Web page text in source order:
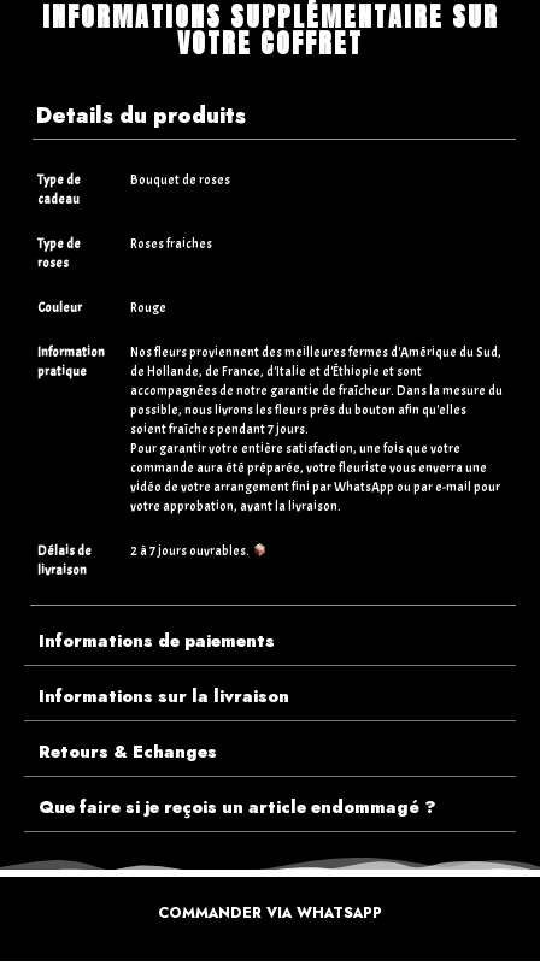
INFORMATIONS SUPPLÉMENTAIRE SUR
VOTRE COFFRET
Details du produits
Type de
cadeau
Bouquet de roses
Type de
roses
Roses fraiches
Couleur Rouge
Information
pratique
Nos fleurs proviennent des meilleures fermes d'Amérique du Sud,
de Hollande, de France, d'Italie et d'Éthiopie et sont
accompagnées de notre garantie de fraîcheur. Dans la mesure du
possible, nous livrons les fleurs près du bouton afin qu'elles
soient fraîches pendant 7 jours.
Pour garantir votre entière satisfaction, une fois que votre
commande aura été préparée, votre fleuriste vous enverra une
vidéo de votre arrangement fini par WhatsApp ou par e-mail pour
votre approbation, avant la livraison.
Délais de
livraison
2 à 7 jours ouvrables.
Informations de paiements
Informations sur la livraison
Retours & Echanges
Que faire si je reçois un article endommagé ?
COMMANDER VIA WHATSAPP